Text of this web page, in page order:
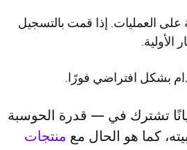
على العمليات. إذا قمت بالتسجيل
بشكل افتراضي فورًا.
تشترك في — قدرة الحوسبة
كما هو الحال مع منتجات